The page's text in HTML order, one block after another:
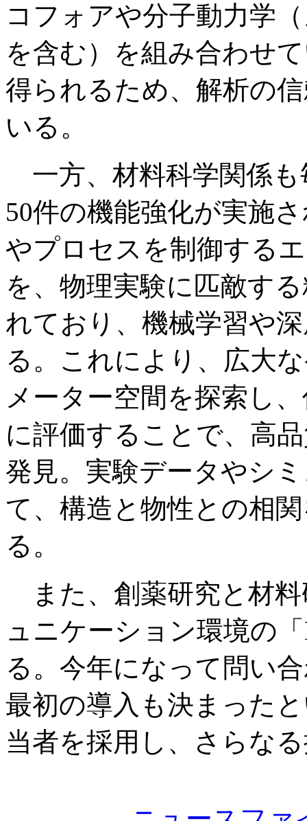
コフォアや分子動力学
を含む）を組み合わせ
得られるため、解析の
いる。
一方、材料科学関係
50件の機能強化が実施
やプロセスを制御する
を、物理実験に匹敵す
れており、機械学習や
る。これにより、広大
メーター空間を探索し
に評価することで、高
発見。実験データやシ
て、構造と物性との相
る。
また、創薬研究と材
ュニケーション環境の
る。今年になって問い
最初の導入も決まった
当者を採用し、さらな